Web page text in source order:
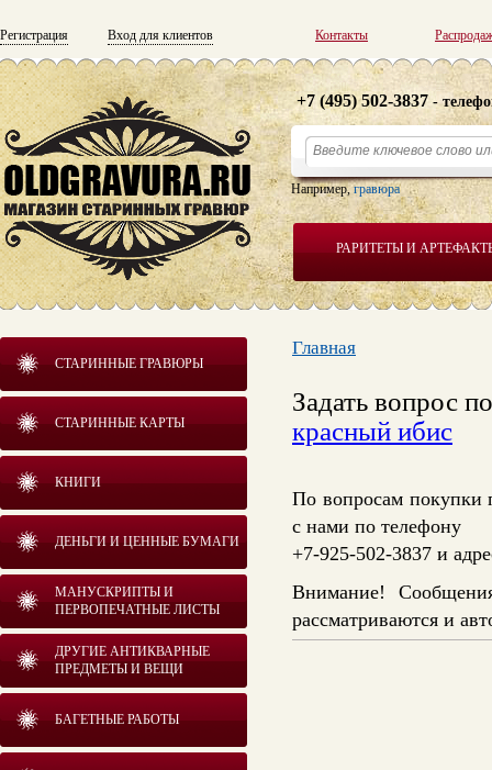
Регистрация Вход для клиентов Контакты
РАРИТЕТЫ И
+7 (495) 502-3837 -
Например,гравюра
СТАРИННЫЕ ГРАВЮРЫ
СТАРИННЫЕ КАРТЫ
КНИГИ
ДЕНЬГИ И ЦЕННЫЕ БУМАГИ
МАНУСКРИПТЫ И
ПЕРВОПЕЧАТНЫЕ ЛИСТЫ
ДРУГИЕ АНТИКВАРНЫЕ
ПРЕДМЕТЫ И ВЕЩИ
БАГЕТНЫЕ РАБОТЫ
Главная
Задать вопрос
красный ибис
По вопросам покупки
с нами по телефону
+7-925-502-3837 и
Внимание!
рассматриваются и